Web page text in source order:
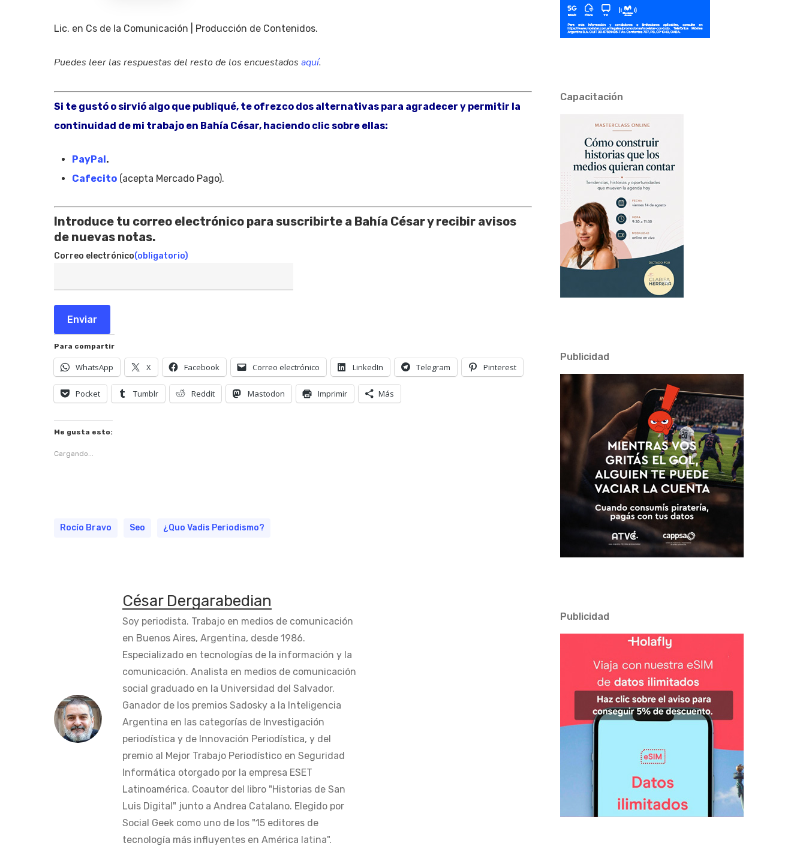
Lic. en Cs de la Comunicación | Producción de Contenidos.
Puedes leer las respuestas del resto de los encuestados aquí.
Si te gustó o sirvió algo que publiqué, te ofrezco dos alternativas para agradecer y permitir la
continuidad de mi trabajo en Bahía César, haciendo clic sobre ellas:
PayPal.
Cafecito (acepta Mercado Pago).
Introduce tu correo electrónico para suscribirte a Bahía César y recibir avisos
de nuevas notas.
Correo electrónico(obligatorio)
Enviar
Para compartir
WhatsApp X Facebook Correo electrónico LinkedIn Telegram Pinterest
Pocket Tumblr Reddit Mastodon Imprimir Más
Me gusta esto:
Cargando...
Rocío Bravo Seo ¿Quo Vadis Periodismo?
César Dergarabedian
Soy periodista. Trabajo en medios de comunicación
en Buenos Aires, Argentina, desde 1986.
Especializado en tecnologías de la información y la
comunicación. Analista en medios de comunicación
social graduado en la Universidad del Salvador.
Ganador de los premios Sadosky a la Inteligencia
Argentina en las categorías de Investigación
periodística y de Innovación Periodística, y del
premio al Mejor Trabajo Periodístico en Seguridad
Informática otorgado por la empresa ESET
Latinoamérica. Coautor del libro "Historias de San
Luis Digital" junto a Andrea Catalano. Elegido por
Social Geek como uno de los "15 editores de
tecnología más influyentes en América latina".
Capacitación
Publicidad
Publicidad